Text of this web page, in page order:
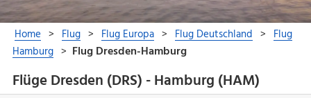
Flüge Dresden (DRS) - Hamburg (HAM)